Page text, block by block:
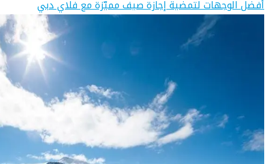
أفضل الوجهات لتمضية إجازة صيف مميّزة مع فلاي دبي